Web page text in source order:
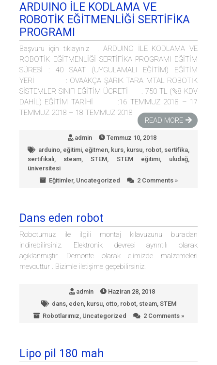
ARDUINO İLE KODLAMA VE
ROBOTİK EĞİTMENLİĞİ SERTİFİKA
PROGRAMI
Başvuru için tıklayınız . ARDUINO İLE KODLAMA VE
ROBOTİK EĞİTMENLİĞİ SERTİFİKA PROGRAMI EĞİTİM
SÜRESİ : 40 SAAT (UYGULAMALI EĞİTİM) EĞİTİM
YERİ : OVAAKÇA ŞARIK TARA MTAL ROBOTİK
SİSTEMLER SINIFI EĞİTİM ÜCRETİ : 750 TL (%8 KDV
DAHİL) EĞİTİM TARİHİ :16 TEMMUZ 2018 – 17
TEMMUZ 2018 – 18 TEMMUZ 2018
READ MORE
admin
Temmuz 10, 2018
arduino, eğitimi, eğitmen, kurs, kursu, robot, sertifika,
sertifikalı, steam,STEM, STEM eğitimi, uludağ,
üniversitesi
Eğitimler, Uncategorized 2 Comments »
Dans eden robot
Robotumuz ile ilgili montaj kılavuzunu buradan
indirebilirsiniz. Elektronik devresi ayrıntılı olarak
açıklanmıştır. Demonte olarak elimizde malzemeleri
mevcuttur . Bizimle iletişime geçebilirsiniz.
admin
Haziran 28, 2018
dans, eden, kursu, otto, robot, steam, STEM
Robotlarımız, Uncategorized 2 Comments »
Lipo pil 180 mah